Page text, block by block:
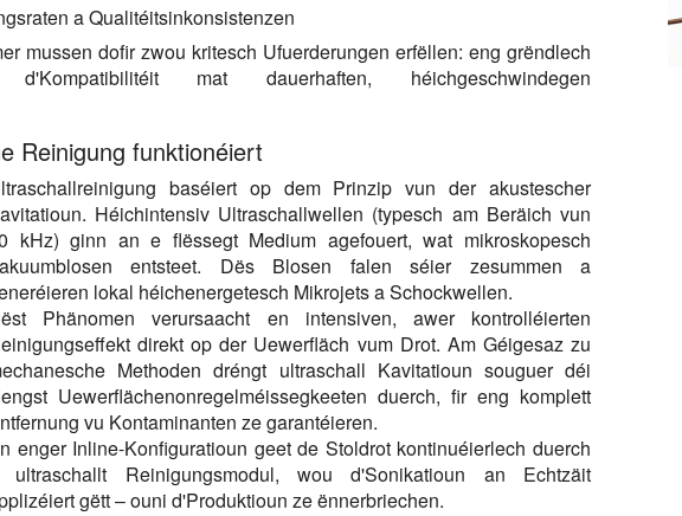
a Qualitéitsinkonsistenzen
mussen dofir zwou kritesch Ufuerderungen erfëllen: eng grëndlech
mat dauerhaften, héichgeschwindegen
Reinigung funktionéiert
baséiert op dem Prinzip vun der akustescher
Héichintensiv Ultraschallwellen (typesch am Beräich vun
kHz) ginn an e flëssegt Medium agefouert, wat mikroskopesch
entsteet. Dës Blosen falen séier zesummen a
lokal héichenergetesch Mikrojets a Schockwellen.
Phänomen verursaacht en intensiven, awer kontrolléierten
direkt op der Uewerfläch vum Drot. Am Géigesaz zu
Methoden dréngt ultraschall Kavitatioun souguer déi
Uewerflächenonregelméissegkeeten duerch, fir eng komplett
vu Kontaminanten ze garantéieren.
enger Inline-Konfiguratioun geet de Stoldrot kontinuéierlech duerch
ultraschallt Reinigungsmodul, wou d'Sonikatioun an Echtzäit
gëtt – ouni d'Produktioun ze ënnerbriechen.